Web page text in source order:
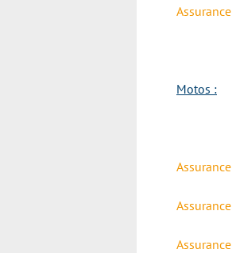
Assurance
Motos :
Assurance
Assurance
Assurance